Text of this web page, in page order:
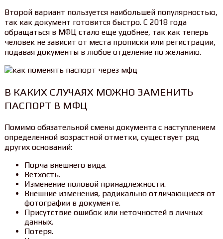
Второй вариант пользуется наибольшей популярностью,
так как документ готовится быстро. С 2018 года
обращаться в МФЦ стало еще удобнее, так как теперь
человек не зависит от места прописки или регистрации,
подавая документы в любое отделение по желанию.
В КАКИХ СЛУЧАЯХ МОЖНО ЗАМЕНИТЬ
ПАСПОРТ В МФЦ
Помимо обязательной смены документа с наступлением
определенной возрастной отметки, существует ряд
других оснований:
Порча внешнего вида.
Ветхость.
Изменение половой принадлежности.
Внешние изменения, радикально отличающиеся от
фотографии в документе.
Присутствие ошибок или неточностей в личных
данных.
Потеря.